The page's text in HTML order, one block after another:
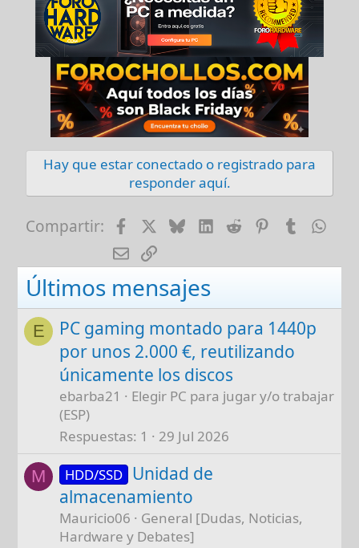
Hay que estar conectado o registrado para
responder aquí.
Compartir: FacebookBlueskyLinkedIn
RedditPinterest
Tumblr
E-mailEnlace
Últimos mensajes
E
PC gaming montado para 1440p
por unos 2.000 €, reutilizando
únicamente los discos
ebarba21
Elegir PC para jugar y/o trabajar
(ESP)
Respuestas 1 29 Jul 2026
M HDD/SSD Unidad de
almacenamiento
Mauricio06
General [Dudas, Noticias,
Hardware y Debates]